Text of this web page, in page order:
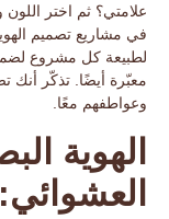
علامتي؟ ثم اختر
في مشاريع تصميم
لطبيعة كل مشروع
معبّرة أيضًا. تذكّر أنك
وعواطفهم معًا.